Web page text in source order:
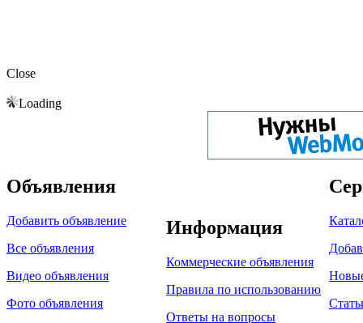
Close
Loading
Объявления
Добавить объявление
Все объявления
Видео объявления
Фото объявления
Информация
Коммерческие объявления
Правила по использованию
Ответы на вопросы